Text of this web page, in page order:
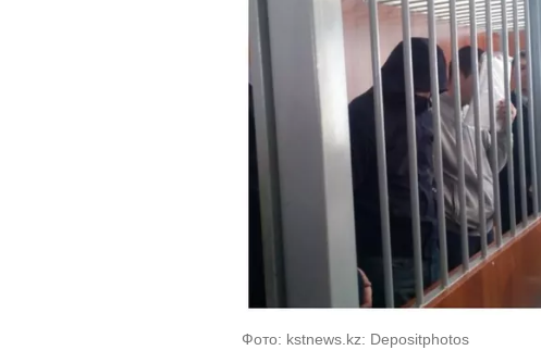
Фото: kstnews.kz: Depositphotos